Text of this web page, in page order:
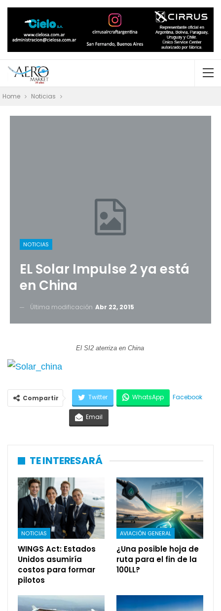
Home Noticias
NOTICIAS
EL Solar Impulse 2 ya está
en China
Última modificación Abr 22, 2015
El SI2 aterriza en China
Compartir Facebook
Twitter WhatsApp
Email
TE INTERESARÁ
NOTICIAS
WINGS Act: Estados
Unidos asumiría
costos para formar
pilotos
AVIACIÓN GENERAL
¿Una posible hoja de
ruta para el fin de la
100LL?